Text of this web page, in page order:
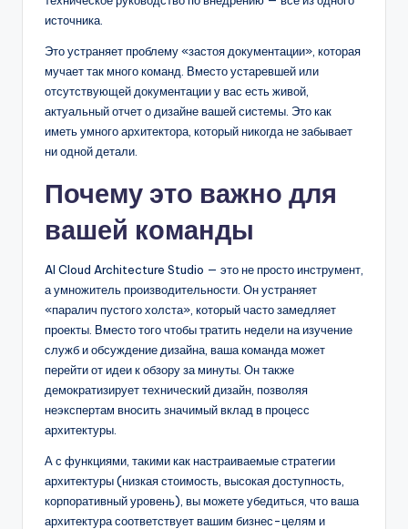
источника.
Это устраняет проблему «застоя документации», которая
мучает так много команд. Вместо устаревшей или
отсутствующей документации у вас есть живой,
актуальный отчет о дизайне вашей системы. Это как
иметь умного архитектора, который никогда не забывает
ни одной детали.
Почему это важно для
вашей команды
AI Cloud Architecture Studio — это не просто инструмент,
а умножитель производительности. Он устраняет
«паралич пустого холста», который часто замедляет
проекты. Вместо того чтобы тратить недели на изучение
служб и обсуждение дизайна, ваша команда может
перейти от идеи к обзору за минуты. Он также
демократизирует технический дизайн, позволяя
неэкспертам вносить значимый вклад в процесс
архитектуры.
А с функциями, такими как настраиваемые стратегии
архитектуры (низкая стоимость, высокая доступность,
корпоративный уровень), вы можете убедиться, что ваша
архитектура соответствует вашим бизнес-целям и